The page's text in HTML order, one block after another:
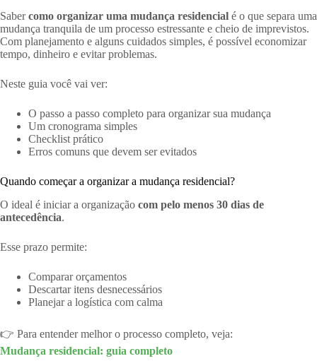
Sabercomo organizar uma mudança residencial é o que separa uma
mudança tranquila de um processo estressante e cheio de imprevistos.
Com planejamento e alguns cuidados simples, é possível economizar
tempo, dinheiro e evitar problemas.
Neste guia você vai ver:
O passo a passo completo para organizar sua mudança
Um cronograma simples
Checklist prático
Erros comuns que devem ser evitados
Quando começar a organizar a mudança residencial?
O ideal é iniciar a organização com pelo menos 30 dias de
antecedência.
Esse prazo permite:
Comparar orçamentos
Descartar itens desnecessários
Planejar a logística com calma
👉 Para entender melhor o processo completo, veja:
Mudança residencial: guia completo